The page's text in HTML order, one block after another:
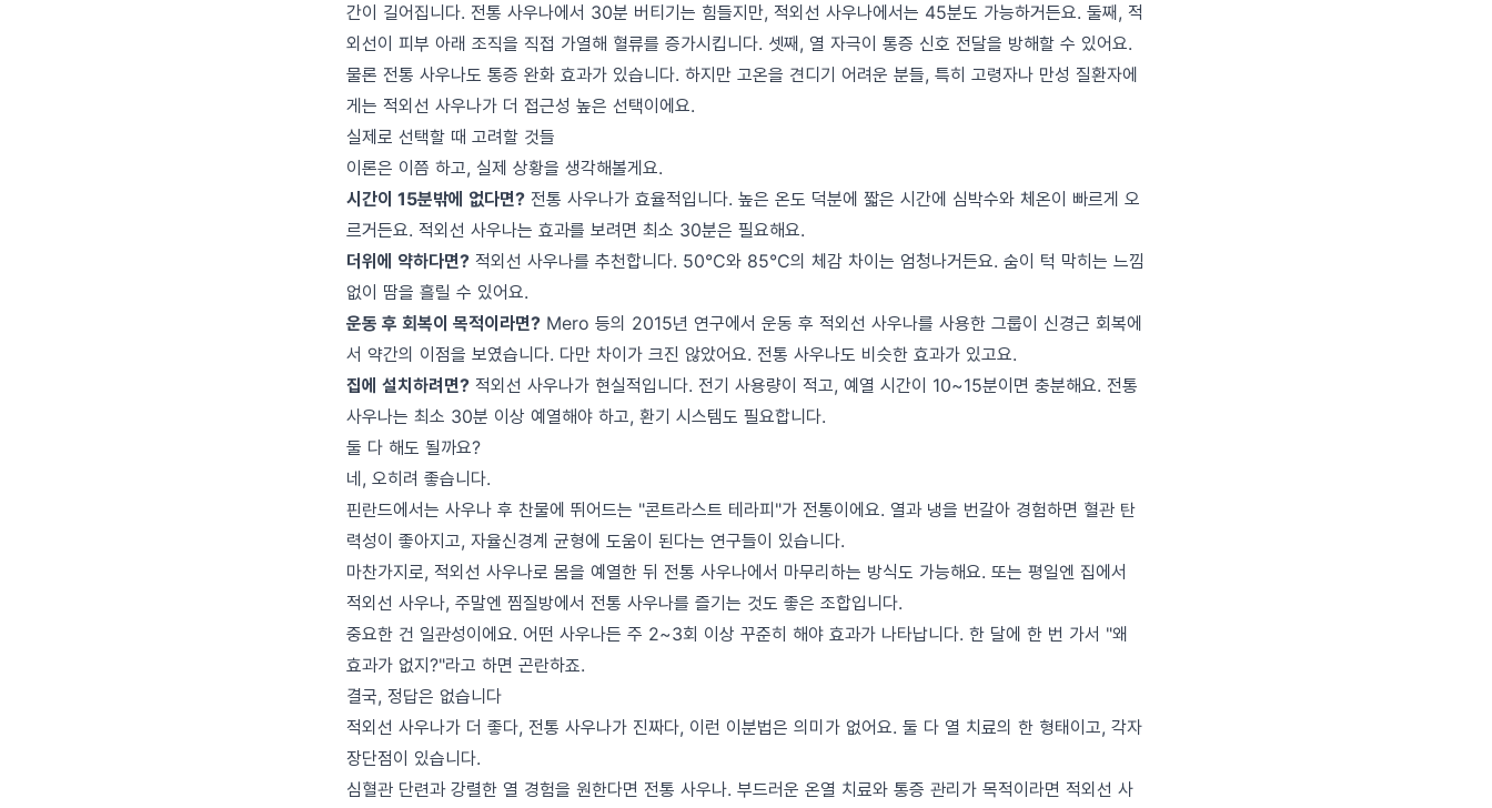
간이 길어집니다. 전통 사우나에서 30분 버티기는 힘들지만, 적외선 사우나에서는 45분도 가능하거든요. 둘째, 적
외선이 피부 아래 조직을 직접 가열해 혈류를 증가시킵니다. 셋째, 열 자극이 통증 신호 전달을 방해할 수 있어요.
물론 전통 사우나도 통증 완화 효과가 있습니다. 하지만 고온을 견디기 어려운 분들, 특히 고령자나 만성 질환자에
게는 적외선 사우나가 더 접근성 높은 선택이에요.
실제로 선택할 때 고려할 것들
이론은 이쯤 하고, 실제 상황을 생각해볼게요.
시간이 15분밖에 없다면? 전통 사우나가 효율적입니다. 높은 온도 덕분에 짧은 시간에 심박수와 체온이 빠르게 오
르거든요. 적외선 사우나는 효과를 보려면 최소 30분은 필요해요.
더위에 약하다면? 적외선 사우나를 추천합니다. 50°C와 85°C의 체감 차이는 엄청나거든요. 숨이 턱 막히는 느낌
없이 땀을 흘릴 수 있어요.
운동 후 회복이 목적이라면? Mero 등의 2015년 연구에서 운동 후 적외선 사우나를 사용한 그룹이 신경근 회복에
서 약간의 이점을 보였습니다. 다만 차이가 크진 않았어요. 전통 사우나도 비슷한 효과가 있고요.
집에 설치하려면? 적외선 사우나가 현실적입니다. 전기 사용량이 적고, 예열 시간이 10~15분이면 충분해요. 전통
사우나는 최소 30분 이상 예열해야 하고, 환기 시스템도 필요합니다.
둘 다 해도 될까요?
네, 오히려 좋습니다.
핀란드에서는 사우나 후 찬물에 뛰어드는 "콘트라스트 테라피"가 전통이에요. 열과 냉을 번갈아 경험하면 혈관 탄
력성이 좋아지고, 자율신경계 균형에 도움이 된다는 연구들이 있습니다.
마찬가지로, 적외선 사우나로 몸을 예열한 뒤 전통 사우나에서 마무리하는 방식도 가능해요. 또는 평일엔 집에서
적외선 사우나, 주말엔 찜질방에서 전통 사우나를 즐기는 것도 좋은 조합입니다.
중요한 건 일관성이에요. 어떤 사우나든 주 2~3회 이상 꾸준히 해야 효과가 나타납니다. 한 달에 한 번 가서 "왜
효과가 없지?"라고 하면 곤란하죠.
결국, 정답은 없습니다
적외선 사우나가 더 좋다, 전통 사우나가 진짜다, 이런 이분법은 의미가 없어요. 둘 다 열 치료의 한 형태이고, 각자
장단점이 있습니다.
심혈관 단련과 강렬한 열 경험을 원한다면 전통 사우나. 부드러운 온열 치료와 통증 관리가 목적이라면 적외선 사